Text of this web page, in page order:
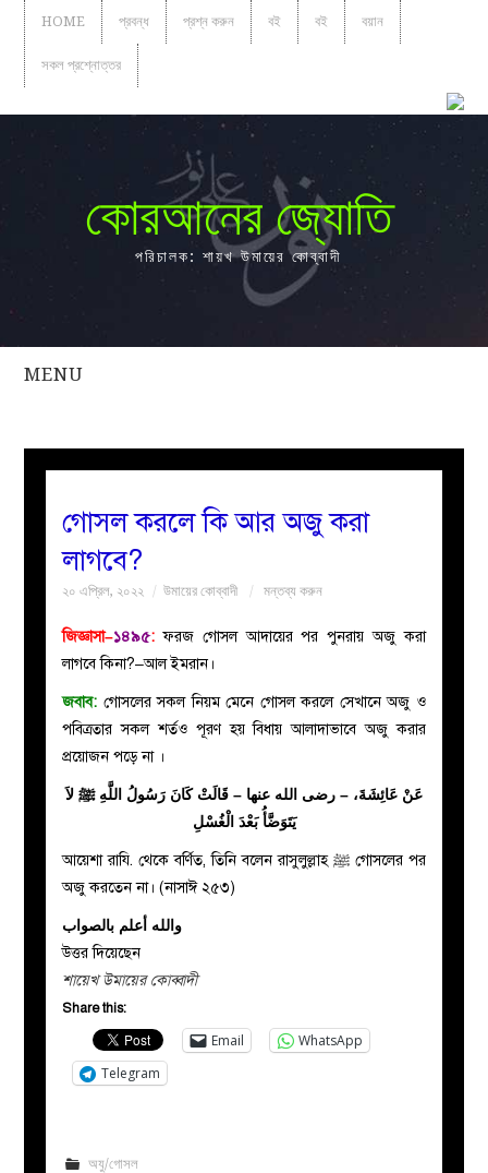
HOME প্রবন্ধ প্রশ্ন করুন বই বই বয়ান
সকল প্রশ্নোত্তর
কোরআনের জ্যোতি
পরিচালক: শায়খ উমায়ের কোব্বাদী
MENU
সকল
নারীদের
ইসলাহী
মজলিস
করুন
গোসল করলে কি আর অজু করা
লাগবে?
২০ এপ্রিল, ২০২২ উমায়ের কোব্বাদী মন্তব্য করুন
জিজ্ঞাসা–১৪৯৫: ফরজ গোসল আদায়ের পর পুনরায় অজু করা
লাগবে কিনা?–আল ইমরান।
জবাব: গোসলের সকল নিয়ম মেনে গোসল করলে সেখানে অজু ও
পবিত্রতার সকল শর্তও পূরণ হয় বিধায় আলাদাভাবে অজু করার
প্রয়োজন পড়ে না ।
عَنْ عَائِشَةَ، – رضى الله عنها – قَالَتْ كَانَ رَسُولُ اللَّهِﷺ لاَ
يَتَوَضَّأُ بَعْدَ الْغُسْلِ
আয়েশারাযি. থেকে বর্ণিত, তিনি বলেন রাসুলুল্লাহ ﷺ গোসলের পর
অজু করতেন না। (নাসাঈ ২৫৩)
والله أعلم بالصواب
উত্তর দিয়েছেন
শায়েখ উমায়ের কোব্বাদী
Share this:
Email
WhatsApp
Telegram
অযু/গোসল